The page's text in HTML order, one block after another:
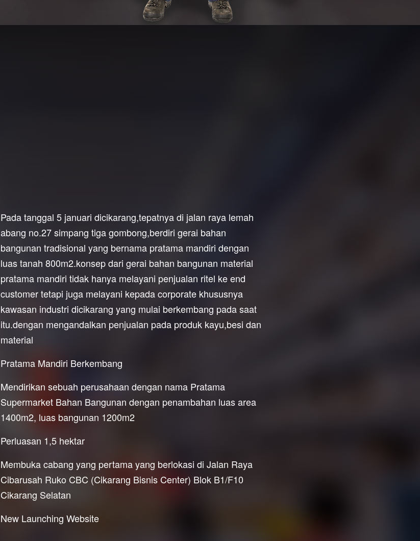
Pada tanggal 5 januari dicikarang,tepatnya di jalan raya lemah
abang no.27 simpang tiga gombong,berdiri gerai bahan
bangunan tradisional yang bernama pratama mandiri dengan
luas tanah 800m2.konsep dari gerai bahan bangunan material
pratama mandiri tidak hanya melayani penjualan ritel ke end
customer tetapi juga melayani kepada corporate khususnya
kawasan industri dicikarang yang mulai berkembang pada saat
itu.dengan mengandalkan penjualan pada produk kayu,besi dan
material
Pratama Mandiri Berkembang
Mendirikan sebuah perusahaan dengan nama Pratama
Supermarket Bahan Bangunan dengan penambahan luas area
1400m2, luas bangunan 1200m2
Perluasan 1,5 hektar
Membuka cabang yang pertama yang berlokasi di Jalan Raya
Cibarusah Ruko CBC (Cikarang Bisnis Center) Blok B1/F10
Cikarang Selatan
New Launching Website